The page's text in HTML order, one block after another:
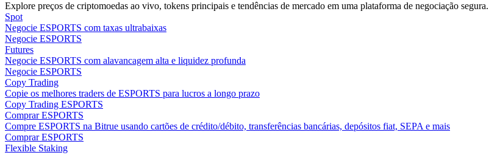
Porquinho poderoso
Ganhe recompensas competitivas diariamente
Explore preços de criptomoedas ao vivo, tokens principais e tendências de mercado em uma plataforma de negociação segura.
Spot
Negocie ESPORTS com taxas ultrabaixas
Negocie ESPORTS
Futures
Negocie ESPORTS com alavancagem alta e liquidez profunda
Negocie ESPORTS
Copy Trading
Copie os melhores traders de ESPORTS para lucros a longo prazo
Copy Trading ESPORTS
Comprar ESPORTS
Compre ESPORTS na Bitrue usando cartões de crédito/débito, transferências bancárias, depósitos fiat, SEPA e mais
Comprar ESPORTS
Flexible Staking